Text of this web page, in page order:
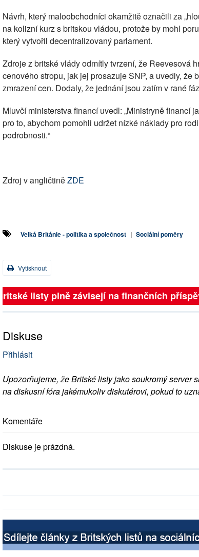
Návrh, který maloobchodníci okamžitě označili za
na kolizní kurz s britskou vládou, protože by mohl
který vytvořil decentralizovaný parlament.
Zdroje z britské vlády odmítly tvrzení, že Reevesová
cenového stropu, jak jej prosazuje SNP, a uvedly, že
zmrazení cen. Dodaly, že jednání jsou zatím v rané
Mluvčí ministerstva financí uvedl: „Ministryně financí
pro to, abychom pomohli udržet nízké náklady pro
podrobnosti.“
Zdroj v angličtiněZDE
Velká Británie - politika a společnost | Sociální poměry
Vytisknout
Britské listy plně závisejí na finančních
Diskuse
Přihlásit
Upozorňujeme, že Britské listy jako soukromý server
na diskusní fóra jakémukoliv diskutérovi, pokud to
Komentáře
Diskuse je prázdná.